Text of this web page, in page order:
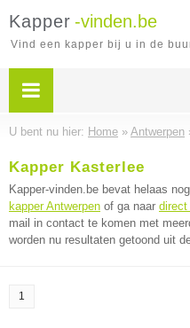
Kapper -vinden.be
Vind een kapper bij u in de
U bent nu hier: Home » Antwerpen
Kapper Kasterlee
Kapper-vinden.be bevat helaas
kapper Antwerpen of ga naar direct
mail in contact te komen met
worden nu resultaten getoond uit
1